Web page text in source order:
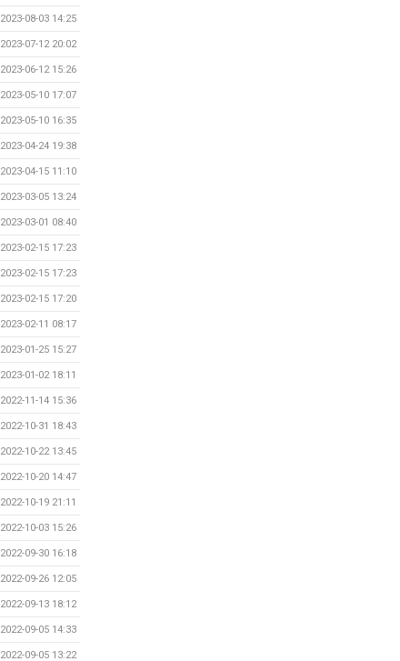
2023-08-03 14:25
2023-07-12 20:02
2023-06-12 15:26
2023-05-10 17:07
2023-05-10 16:35
2023-04-24 19:38
2023-04-15 11:10
2023-03-05 13:24
2023-03-01 08:40
2023-02-15 17:23
2023-02-15 17:23
2023-02-15 17:20
2023-02-11 08:17
2023-01-25 15:27
2023-01-02 18:11
2022-11-14 15:36
2022-10-31 18:43
2022-10-22 13:45
2022-10-20 14:47
2022-10-19 21:11
2022-10-03 15:26
2022-09-30 16:18
2022-09-26 12:05
2022-09-13 18:12
2022-09-05 14:33
2022-09-05 13:22